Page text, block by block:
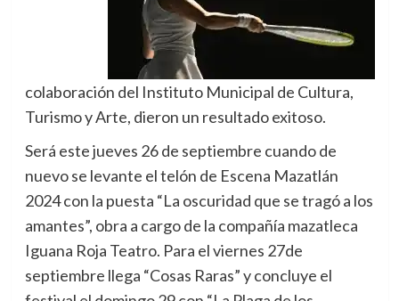
colaboración del Instituto Municipal de Cultura,
Turismo y Arte, dieron un resultado exitoso.
Será este jueves 26 de septiembre cuando de
nuevo se levante el telón de Escena Mazatlán
2024 con la puesta “La oscuridad que se tragó a los
amantes”, obra a cargo de la compañía mazatleca
Iguana Roja Teatro. Para el viernes 27de
septiembre llega “Cosas Raras” y concluye el